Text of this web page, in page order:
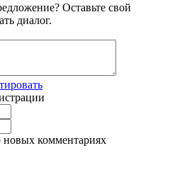
Оставьте свой
диалог.
новых комментариях